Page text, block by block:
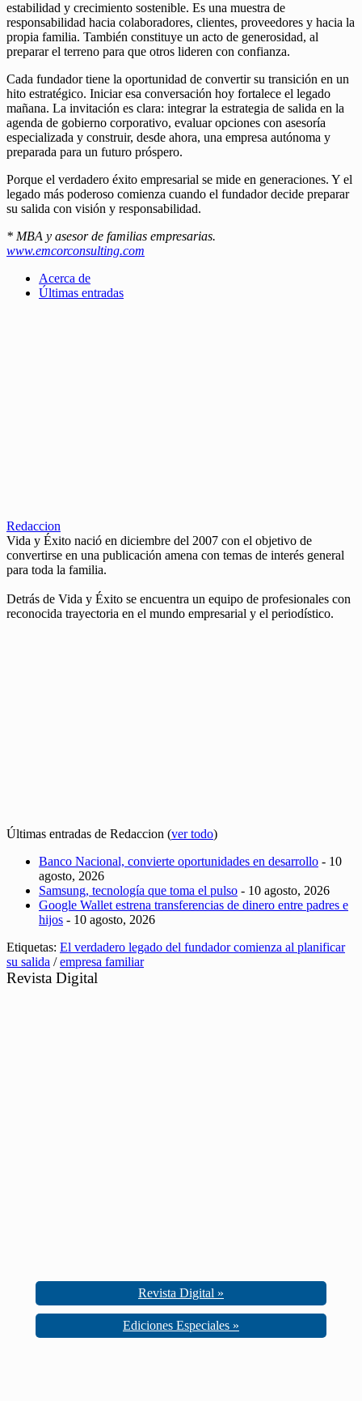
estabilidad y crecimiento sostenible. Es una muestra de
responsabilidad hacia colaboradores, clientes, proveedores y hacia la
propia familia. También constituye un acto de generosidad, al
preparar el terreno para que otros lideren con confianza.
Cada fundador tiene la oportunidad de convertir su transición en un
hito estratégico. Iniciar esa conversación hoy fortalece el legado
mañana. La invitación es clara: integrar la estrategia de salida en la
agenda de gobierno corporativo, evaluar opciones con asesoría
especializada y construir, desde ahora, una empresa autónoma y
preparada para un futuro próspero.
Porque el verdadero éxito empresarial se mide en generaciones. Y el
legado más poderoso comienza cuando el fundador decide preparar
su salida con visión y responsabilidad.
* MBA y asesor de familias empresarias.
www.emcorconsulting.com
Acerca de
Últimas entradas
Redaccion
Vida y Éxito nació en diciembre del 2007 con el objetivo de
convertirse en una publicación amena con temas de interés general
para toda la familia.
Detrás de Vida y Éxito se encuentra un equipo de profesionales con
reconocida trayectoria en el mundo empresarial y el periodístico.
Últimas entradas de Redaccion (ver todo)
Banco Nacional, convierte oportunidades en desarrollo - 10
agosto, 2026
Samsung, tecnología que toma el pulso - 10 agosto, 2026
Google Wallet estrena transferencias de dinero entre padres e
hijos - 10 agosto, 2026
Etiquetas: El verdadero legado del fundador comienza al planificar
su salida /empresa familiar
Revista Digital
Revista Digital »
Ediciones Especiales »